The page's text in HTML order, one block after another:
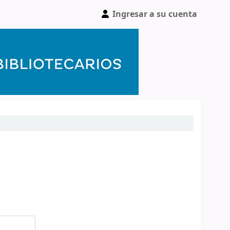
Ingresar a su cuenta